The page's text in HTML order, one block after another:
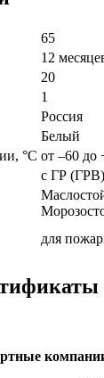
65
12
20
1
Россия
Белый
°C от –60 до
с ГР
для